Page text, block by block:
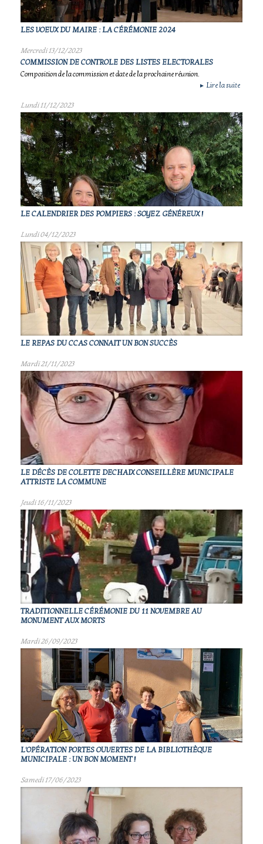
LES VOEUX DU MAIRE : LA CÉRÉMONIE 2024
Mercredi 13/12/2023
COMMISSION DE CONTROLE DES LISTES ELECTORALES
Composition de la commission et date de la prochaine réunion.
► Lire la suite
Lundi 11/12/2023
LE CALENDRIER DES POMPIERS : SOYEZ GÉNÉREUX !
Lundi 04/12/2023
LE REPAS DU CCAS CONNAIT UN BON SUCCÈS
Mardi 21/11/2023
LE DÉCÈS DE COLETTE DECHAIX CONSEILLÈRE MUNICIPALE
ATTRISTE LA COMMUNE
Jeudi 16/11/2023
TRADITIONNELLE CÉRÉMONIE DU 11 NOVEMBRE AU
MONUMENT AUX MORTS
Mardi 26/09/2023
L'OPÉRATION PORTES OUVERTES DE LA BIBLIOTHÈQUE
MUNICIPALE : UN BON MOMENT !
Samedi 17/06/2023